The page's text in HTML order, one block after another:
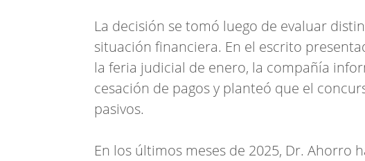
La decisión se tomó luego de evaluar
situación financiera. En el escrito
la feria judicial de enero, la compañía
cesación de pagos y planteó que el
pasivos.
En los últimos meses de 2025, Dr. Ahorro